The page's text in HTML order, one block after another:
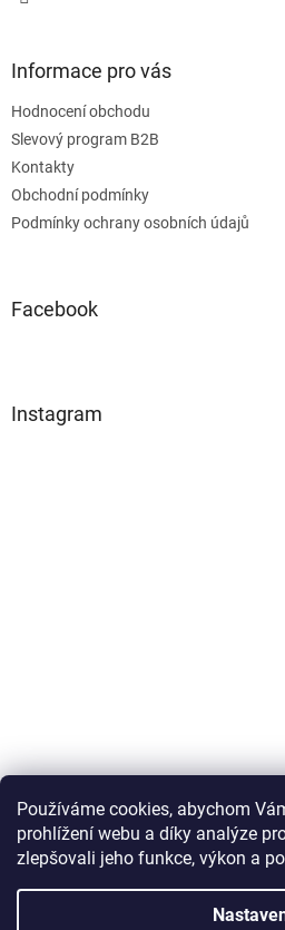
Používáme cookies, abychom
prohlížení webu a díky analýze
zlepšovali jeho funkce, výkon a
Informace pro vás
Hodnocení obchodu
Slevový program B2B
Kontakty
Obchodní podmínky
Podmínky ochrany osobních údajů
Facebook
Instagram
Sledovat na Instagramu
Vytvořil